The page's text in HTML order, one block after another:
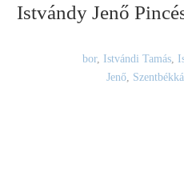
Istvándy Jenő
bor, Istvándi Tamás,
Jenő,